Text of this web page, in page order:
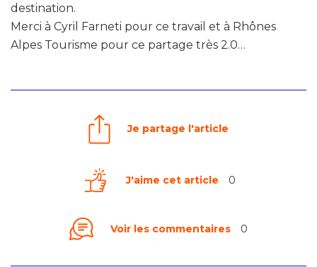
destination.
Merci à Cyril Farneti pour ce travail et à Rhônes
Alpes Tourisme pour ce partage très 2.0…
Je partage l'article
J'aime cet article 0
Voir les commentaires 0